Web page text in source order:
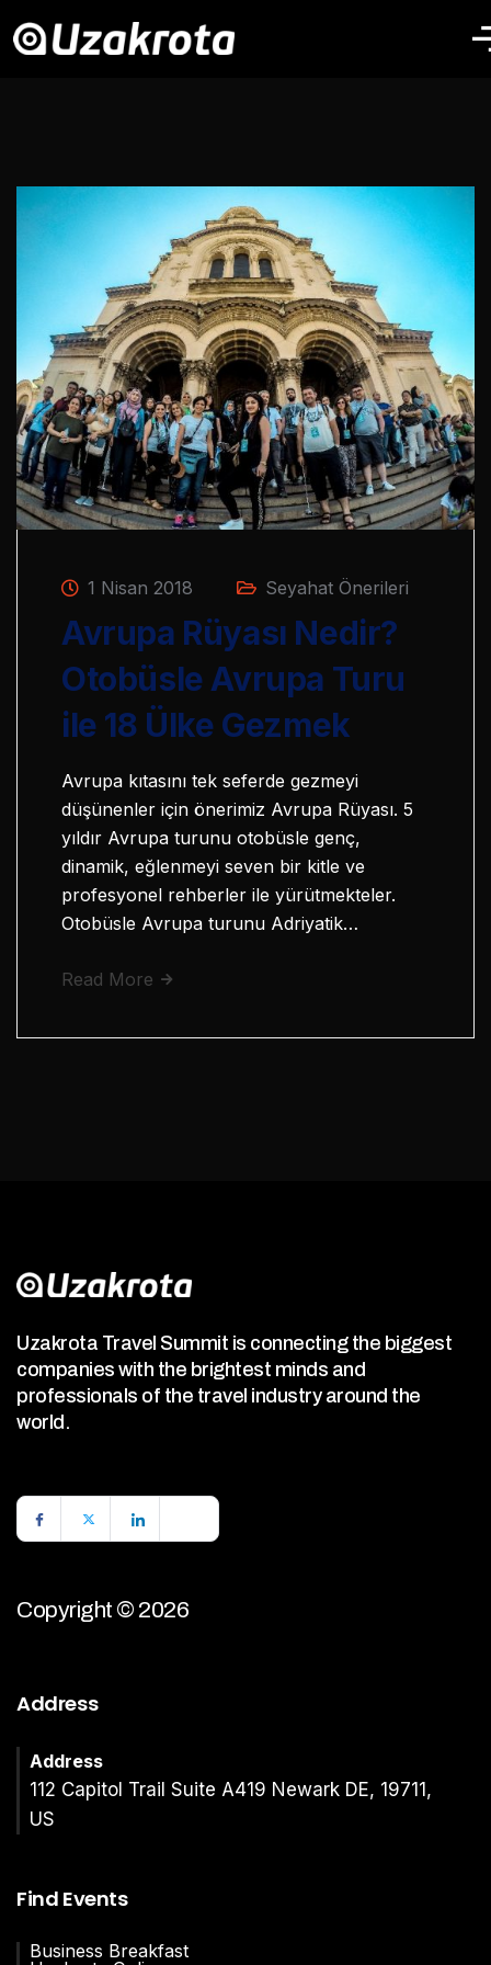
1 Nisan 2018 Seyahat Önerileri
Avrupa Rüyası Nedir?
Otobüsle Avrupa Turu
ile 18 Ülke Gezmek
Avrupa kıtasını tek seferde gezmeyi
düşünenler için önerimiz Avrupa Rüyası. 5
yıldır Avrupa turunu otobüsle genç,
dinamik, eğlenmeyi seven bir kitle ve
profesyonel rehberler ile yürütmekteler.
Otobüsle Avrupa turunu Adriyatik…
Read More
Uzakrota Travel Summit is connecting the biggest
companies with the brightest minds and
professionals of the travel industry around the
world.
Copyright © 2026
Address
Address
112 Capitol Trail Suite A419 Newark DE, 19711,
US
Find Events
Business Breakfast